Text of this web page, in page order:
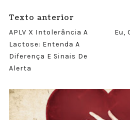
Texto anterior
APLV X Intolerância A
Lactose: Entenda A
Diferença E Sinais De
Alerta
Eu,